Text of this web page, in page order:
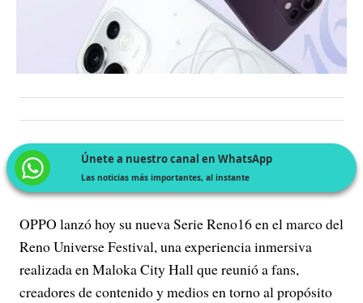
Únete a nuestro canal en WhatsApp
Las noticias más importantes, al instante
OPPO lanzó hoy su nueva Serie Reno16 en el marco del
Reno Universe Festival, una experiencia inmersiva
realizada en Maloka City Hall que reunió a fans,
creadores de contenido y medios en torno al propósito